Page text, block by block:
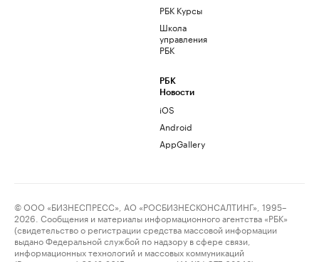
РБК Курсы
Школа
управления
РБК
РБК
Новости
iOS
Android
AppGallery
© ООО «БИЗНЕСПРЕСС», АО «РОСБИЗНЕСКОНСАЛТИНГ», 1995–
2026. Сообщения и материалы информационного агентства «РБК»
(свидетельство о регистрации средства массовой информации
выдано Федеральной службой по надзору в сфере связи,
информационных технологий и массовых коммуникаций